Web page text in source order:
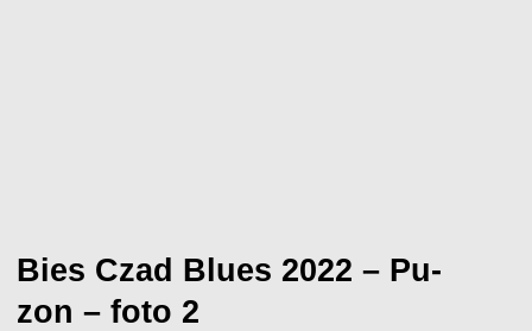
Bies Czad Blues 2022 – Pu-
zon – foto 2